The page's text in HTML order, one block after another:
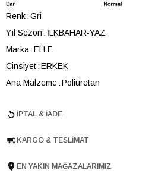
Renk Gri
Yıl Sezon
İLKBAHAR-YAZ
Marka ELLE
Cinsiyet ERKEK
Ana Malzeme Poliüretan
Topuk Boyu 4 cm
Taban Yüksekliği 3 cm
İPTAL & İADE
KARGO & TESLIMAT
EN YAKIN MAĞAZALARIMIZ